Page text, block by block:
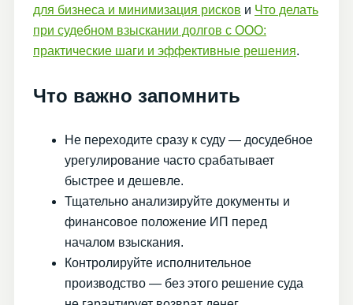
для бизнеса и минимизация рисков и Что делать
при судебном взыскании долгов с ООО:
практические шаги и эффективные решения.
Что важно запомнить
Не переходите сразу к суду — досудебное
урегулирование часто срабатывает
быстрее и дешевле.
Тщательно анализируйте документы и
финансовое положение ИП перед
началом взыскания.
Контролируйте исполнительное
производство — без этого решение суда